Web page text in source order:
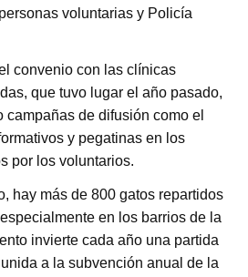
voluntarias y Policía
convenio con las clínicas
que tuvo lugar el año pasado,
de difusión como el
y pegatinas en los
por los voluntarios.
hay más de 800 gatos repartidos
en los barrios de la
invierte cada año una partida
a la subvención anual de la